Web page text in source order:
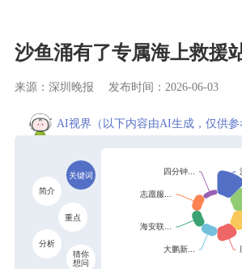
沙鱼涌有了专属海上救援
来源：深圳晚报 发布时间：2026-06-03
AI视界 （以下内容由AI生成，仅供参
关键词
简介
重点
分析
猜你
想问